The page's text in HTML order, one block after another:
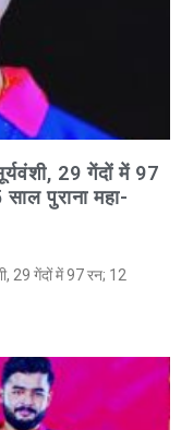
29 गेंदों में 97
पुराना महा-
29 गेंदों में 97 रन; 12